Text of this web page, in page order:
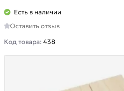
Есть в наличии
Оставить отзыв
Код товара: 438